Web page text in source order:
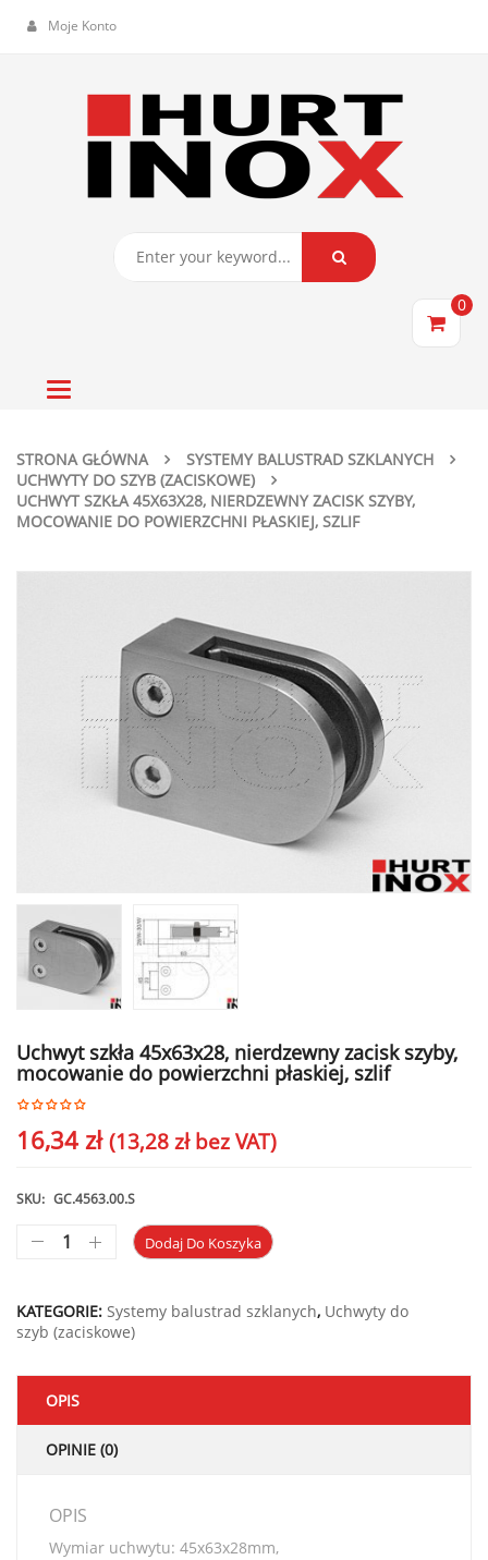
Moje Konto
0
Toggle
STRONA GŁÓWNA
SYSTEMY BALUSTRAD SZKLANYCH
UCHWYTY DO SZYB (ZACISKOWE)
UCHWYT SZKŁA 45X63X28, NIERDZEWNY ZACISK SZYBY,
MOCOWANIE DO POWIERZCHNI PŁASKIEJ, SZLIF
Uchwyt szkła 45x63x28, nierdzewny zacisk szyby,
mocowanie do powierzchni płaskiej, szlif
16,34 zł (13,28 złbez VAT)
SKU: GC.4563.00.S
Dodaj Do Koszyka
KATEGORIE: Systemy balustrad szklanych, Uchwyty do
szyb (zaciskowe)
OPIS
OPINIE (0)
OPIS
Wymiar uchwytu: 45x63x28mm,